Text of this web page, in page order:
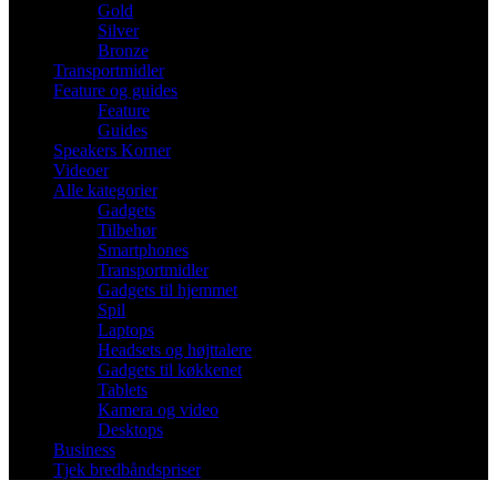
Gold
Silver
Bronze
Transportmidler
Feature og guides
Feature
Guides
Speakers Korner
Videoer
Alle kategorier
Gadgets
Tilbehør
Smartphones
Transportmidler
Gadgets til hjemmet
Spil
Laptops
Headsets og højttalere
Gadgets til køkkenet
Tablets
Kamera og video
Desktops
Business
Tjek bredbåndspriser